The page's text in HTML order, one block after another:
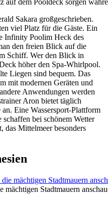
Sakara großgeschrieben.
viel Platz für die Gäste. Ein
Infinity Poolim Heck des
den freien Blick auf die
Schiff. Wer den Blick in
höher den Spa-Whirlpool.
Liegen sind bequem. Das
mit modernen Geräten und
Anwendungen werden
Aron bietet täglich
Eine Wassersport-Plattform
schaffen bei schönem Wetter
das Mittelmeer besonders
mächtigen Stadtmauern